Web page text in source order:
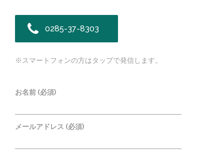
0285-37-8303
※スマートフォンの方はタップで発信します。
お名前 (必須)
メールアドレス (必須)